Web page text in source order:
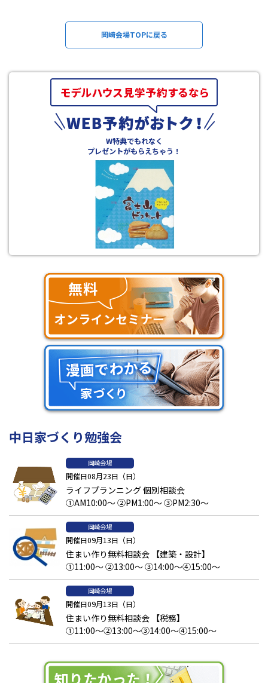
岡崎会場TOPに戻る
W特典でもれなく
プレゼントがもらえちゃう！
中日家づくり勉強会
岡崎会場
開催日08月23日（日）
ライフプランニング 個別相談会
①AM10:00～ ②PM1:00～ ③PM2:30～
岡崎会場
開催日09月13日（日）
住まい作り無料相談会 【建築・設計】
①11:00～ ②13:00～ ③14:00～④15:00～
岡崎会場
開催日09月13日（日）
住まい作り無料相談会 【税務】
①11:00～②13:00～③14:00～④15:00～